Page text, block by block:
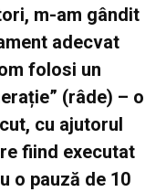
m-am gândit
adecvat
folosi un
(râde) – o
cu ajutorul
fiind executat
o pauză de 10